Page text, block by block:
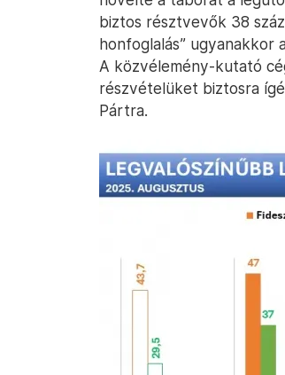
biztos résztvevők 38
honfoglalás”
A közvélemény-kutató
részvételüket biztosra
Pártra.